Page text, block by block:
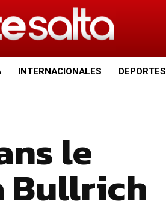
INTERNACIONALES DEPORTES
le
Bullrich